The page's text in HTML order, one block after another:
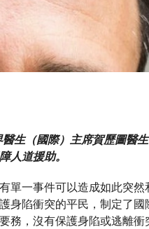
生（國際）主席賀歷圖
人道援助。
單一事件可以造成如此突
身陷衝突的平民，制定了
，沒有保護身陷或逃離衝